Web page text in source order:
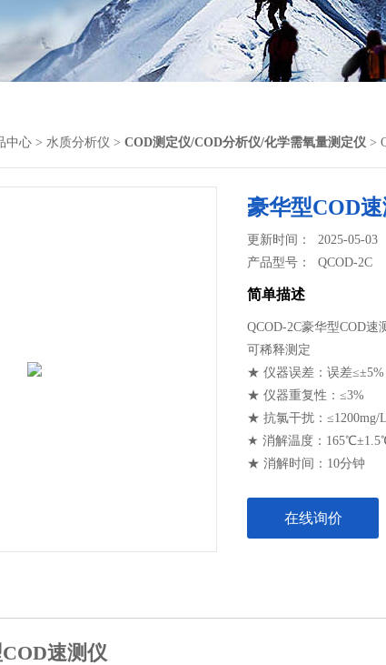
中心 > 水质分析仪 > COD测定仪/COD分析仪/化学需氧量测定仪 >
豪华型COD
更新时间： 2025-05-03
产品型号：QCOD-2C
简单描述
QCOD-2C豪华型COD
可稀释测定
★ 仪器误差：误差≤±5%
★ 仪器重复性：≤3%
★ 抗氯干扰：≤1200mg/L
★ 消解温度：
★ 消解时间：10分钟
★ 光学稳定性：吸光度
在线询价
速测仪